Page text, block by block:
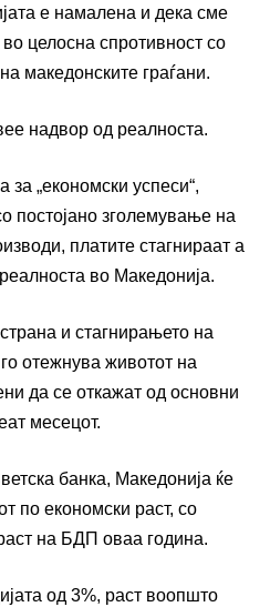
е намалена и дека сме
целосна спротивност со
македонските граѓани.
надвор од реалноста.
„економски успеси“,
постојано зголемување на
платите стагнираат а
во Македонија.
и стагнирањето на
отежнува животот на
да се откажат од основни
месецот.
банка, Македонија ќе
по економски раст, со
на БДП оваа година.
од 3%, раст воопшто